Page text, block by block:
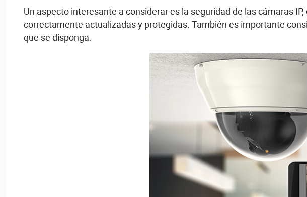
Un aspecto interesante a considerar es la seguridad de las cámaras
correctamente actualizadas y protegidas. También es importante
que se disponga.